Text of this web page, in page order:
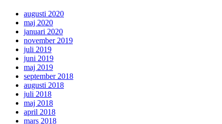
augusti 2020
maj 2020
januari 2020
november 2019
juli 2019
juni 2019
maj 2019
september 2018
augusti 2018
juli 2018
maj 2018
april 2018
mars 2018